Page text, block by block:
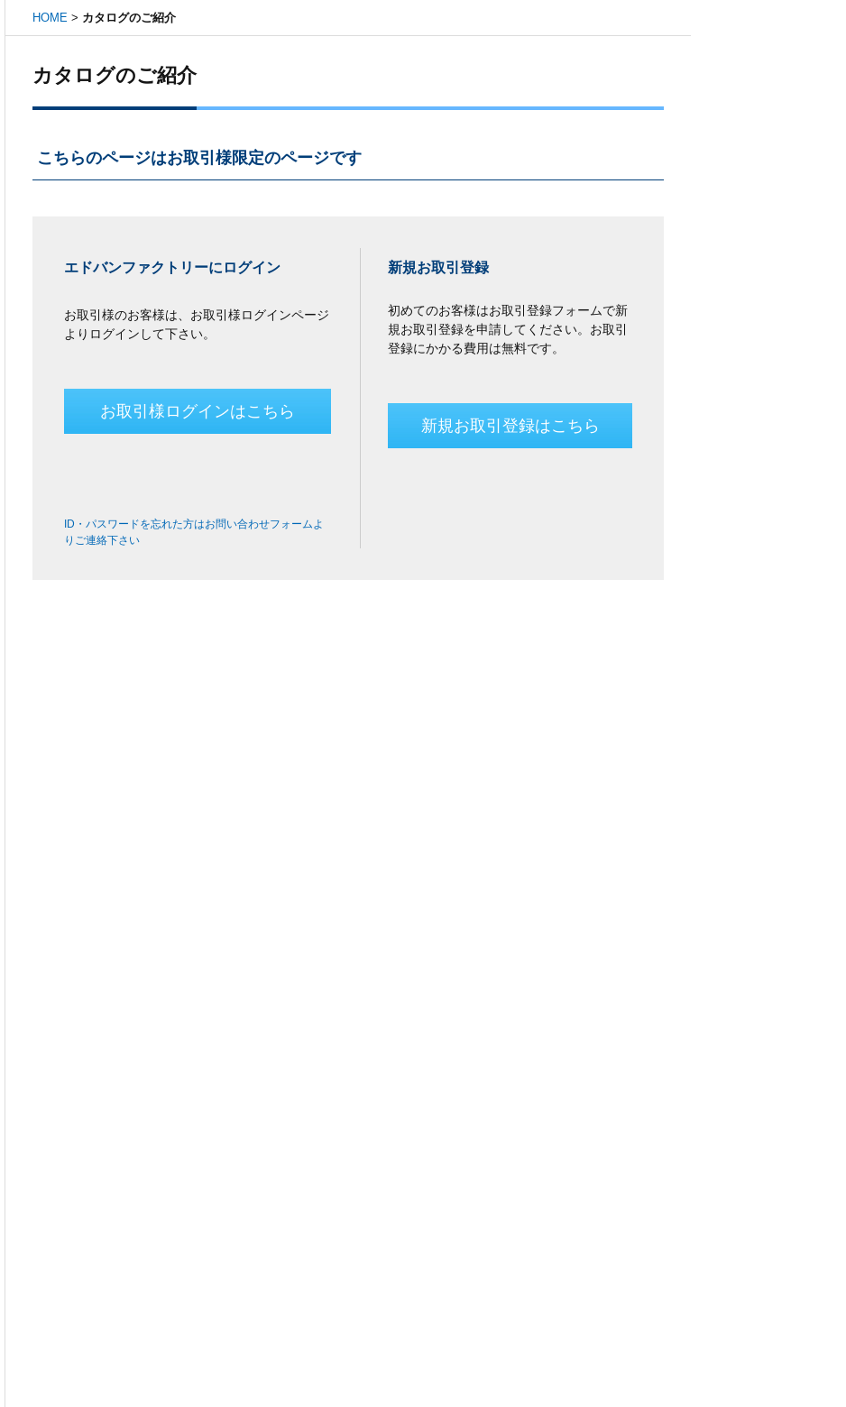
HOME > カタログのご紹介
カタログのご紹介
こちらのページはお取引様限定のページです
エドバンファクトリーにログイン
お取引様のお客様は、お取引様ログインページ
よりログインして下さい。
お取引様ログインはこちら
ID・パスワードを忘れた方はお問い合わせフォームよ
りご連絡下さい
新規お取引登録
初めてのお客様はお取引登録フォームで新
規お取引登録を申請してください。お取引
登録にかかる費用は無料です。
新規お取引登録はこちら